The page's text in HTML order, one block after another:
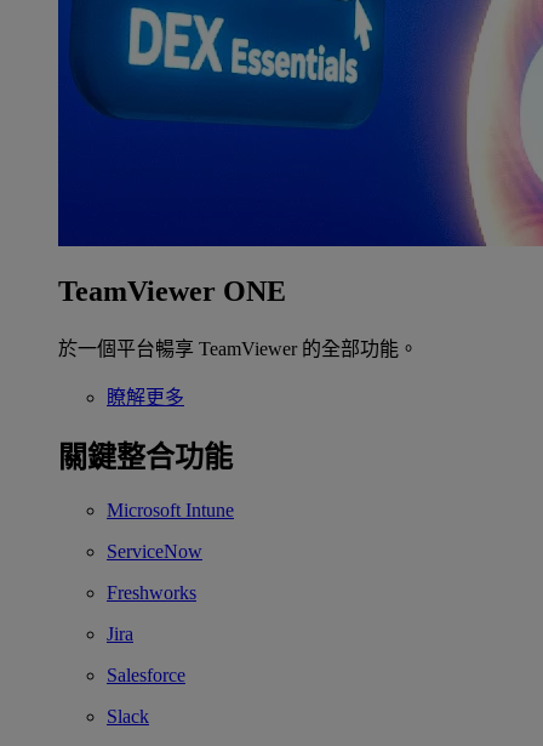
TeamViewer ONE
於一個平台暢享 TeamViewer 的全部功能。
瞭解更多
關鍵整合功能
Microsoft Intune
ServiceNow
Freshworks
Jira
Salesforce
Slack